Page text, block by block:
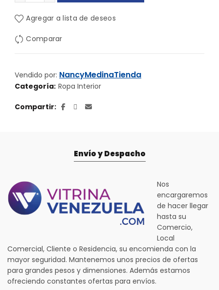
Agregar a lista de deseos
Comparar
Vendido por: NancyMedinaTienda
Categoría: Ropa Interior
Compartir
Envío y Despacho
Nos
encargaremos
de hacer llegar
hasta su
Comercio,
Local
Comercial, Cliente o Residencia, su encomienda con la
mayor seguridad. Mantenemos unos precios de ofertas
para grandes pesos y dimensiones. Además estamos
ofreciendo constantes ofertas para envíos.